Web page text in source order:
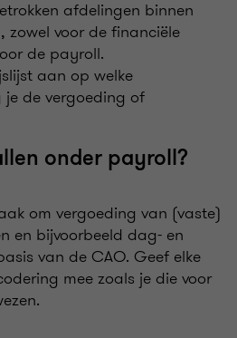
afdelingen binnen
zowel voor de financiële
de payroll.
aan op welke
de vergoeding of
onder payroll?
om vergoeding van (vaste)
en bijvoorbeeld dag- en
van de CAO. Geef elke
mee zoals je die voor